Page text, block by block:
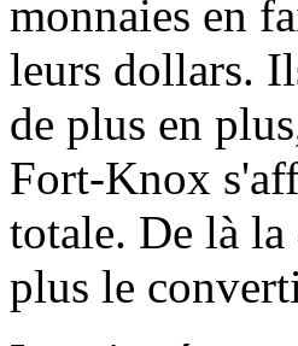
monnaies en
leurs dollars.
de plus en
Fort-Knox
totale. De là
plus le